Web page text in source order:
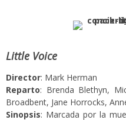
Little Voice
Director: Mark Herman
Reparto: Brenda Blethyn,
Broadbent, Jane Horrocks,
Sinopsis: Marcada por la